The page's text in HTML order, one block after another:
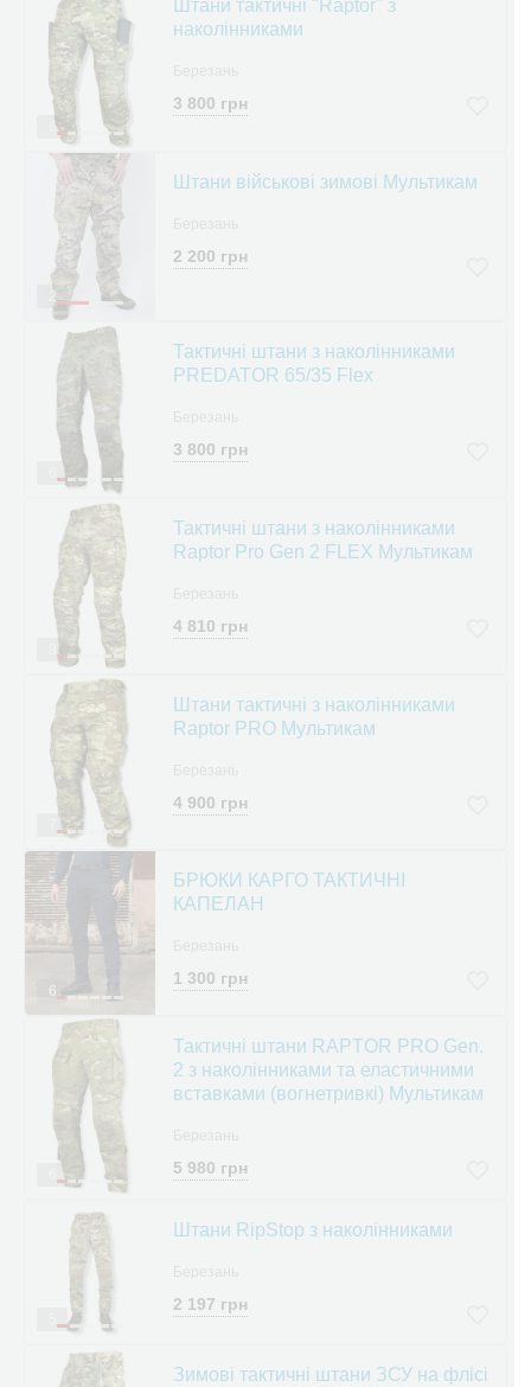
6
Штани тактичні "Raptor" з
наколінниками
3 800 грн
2
Штани військові зимові Мультикам
2 200 грн
Тактичні штани з наколінниками
PREDATOR 65/35 Flex
3 800 грн
Тактичні штани з наколінниками
Raptor Pro Gen 2 FLEX Мультикам
4 810 грн
Штани тактичні з наколінниками
Raptor PRO Мультикам
4 900 грн
6
БРЮКИ КАРГО ТАКТИЧНІ
КАПЕЛАН
1 300 грн
Тактичні штани RAPTOR PRO Gen.
2 з наколінниками та еластичними
вставками (вогнетривкі) Мультикам
5 980 грн
Штани RipStop з наколінниками
2 197 грн
Зимові тактичні штани ЗСУ на флісі